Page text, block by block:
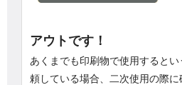
アウトです！
あくまでも印刷物で使用すると
頼している場合、二次使用の際